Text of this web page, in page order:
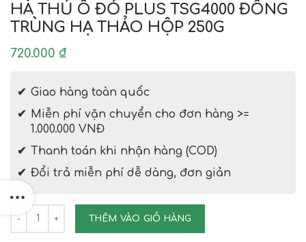
HÀ THỦ Ô ĐỎ PLUS TSG4000 ĐÔNG
TRÙNG HẠ THẢO HỘP 250G
720.000 ₫
Giao hàng toàn quốc
Miễn phí vận chuyển cho đơn hàng >=
1.000.000 VNĐ
Thanh toán khi nhận hàng (COD)
Đổi trả miễn phí dễ dàng, đơn giản
HÀ THỦ Ô ĐỎ PLUS TSG4000 ĐÔNG TRÙNG HẠ THẢO
THÊM VÀO GIỎ HÀNG